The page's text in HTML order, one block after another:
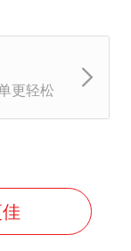
更轻松